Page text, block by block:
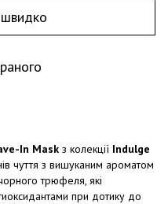
In Mask з колекції Indulge
чуття з вишуканим ароматом
трюфеля, які
при дотику до